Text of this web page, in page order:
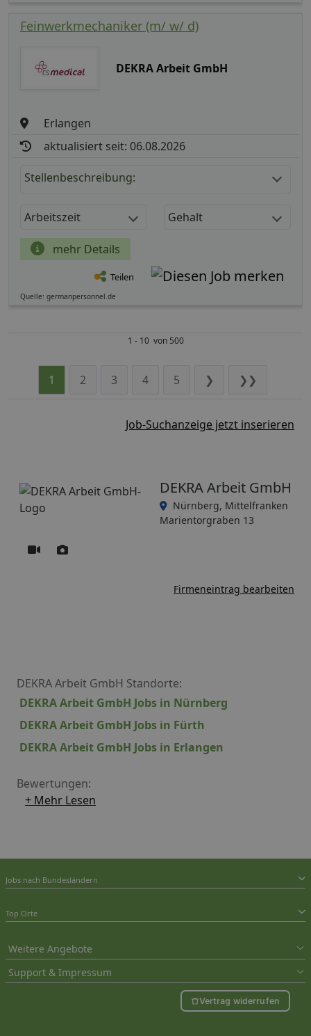
Feinwerkmechaniker (m/ w/ d)
DEKRA Arbeit GmbH
Erlangen
aktualisiert seit: 06.08.2026
Stellenbeschreibung:
Arbeitszeit Gehalt
mehr Details
Teilen
Quelle: germanpersonnel.de
1 - 10 von 500
1 2 3 4 5 ❯ ❯❯
Job-Suchanzeige jetzt inserieren
DEKRA Arbeit GmbH
Nürnberg, Mittelfranken
Marientorgraben 13
Firmeneintrag bearbeiten
DEKRA Arbeit GmbH Standorte:
DEKRA Arbeit GmbH Jobs in Nürnberg
DEKRA Arbeit GmbH Jobs in Fürth
DEKRA Arbeit GmbH Jobs in Erlangen
Bewertungen:
+ Mehr Lesen
Jobs nach Bundesländern
Top Orte
Weitere Angebote
Support & Impressum
Vertrag widerrufen